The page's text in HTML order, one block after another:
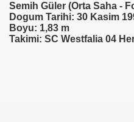
Semih Güler (Orta Saha -
Dogum Tarihi: 30 Kasim
Boyu: 1,83 m
Takimi: SC Westfalia 04